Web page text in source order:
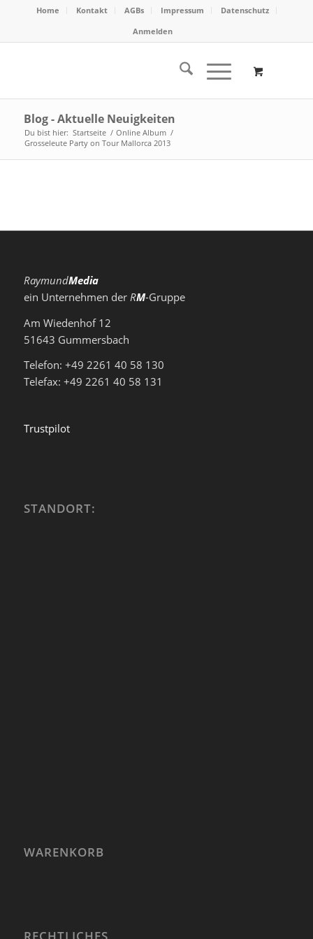
Home Kontakt AGBs Impressum
Datenschutz
Anmelden
Blog - Aktuelle Neuigkeiten
Du bist hier: Startseite / Online Album /
Grosseleute Party on Tour Mallorca 2013
RaymundMedia
ein Unternehmen der RM-Gruppe
Am Wiedenhof 12
51643 Gummersbach
Telefon: +49 2261 40 58 130
Telefax: +49 2261 40 58 131
Trustpilot
STANDORT:
WARENKORB